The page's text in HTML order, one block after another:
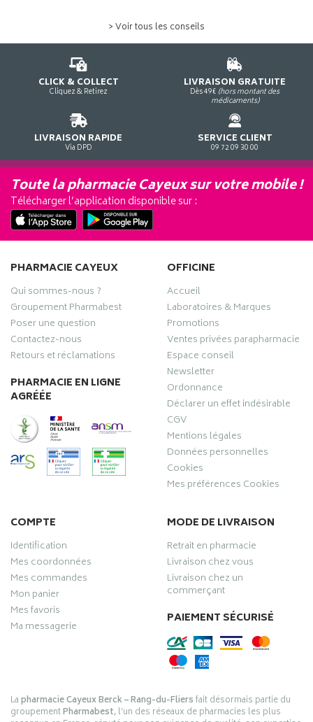
> Voir tous les conseils
CLICK & COLLECT
Cliquez & Retirez
LIVRAISON GRATUITE
Dès 49€ (hors montant des
médicaments)
LIVRAISON RAPIDE
Via DPD
SERVICE CLIENT
09 72 09 30 00
Toute la pharmacie Cayeux sur votre mobile !
Télécharger l’application disponible sur :
PHARMACIE CAYEUX
Qui sommes-nous ?
Groupement Pharmabest
Poser une question
Contactez-nous
Retours et réclamations
PHARMACIE EN LIGNE
AGRÉÉE
OFFICINE
Accueil
Laboratoires & Marques
Promotions
Ventes privées parapharmacie
Espace conseil
Newsletter
Ordonnance
Déclarer un effet indésirable
CGV
Mentions légales
Données personnelles
Cookies
Mes préférences Cookies
COMPTE
Identification
Mes coordonnées
Mes commandes
Mon panier
Mes favoris
Ma messagerie
MODE DE LIVRAISON
Retrait en pharmacie
Livraison chez vous
Livraison chez un
commerçant
PAIEMENT SÉCURISÉ
Lapharmacie Cayeux Berck – Rang-du-Fliersfait désormais partie du
groupementPharmabest, l’un des réseaux de pharmacies les plus